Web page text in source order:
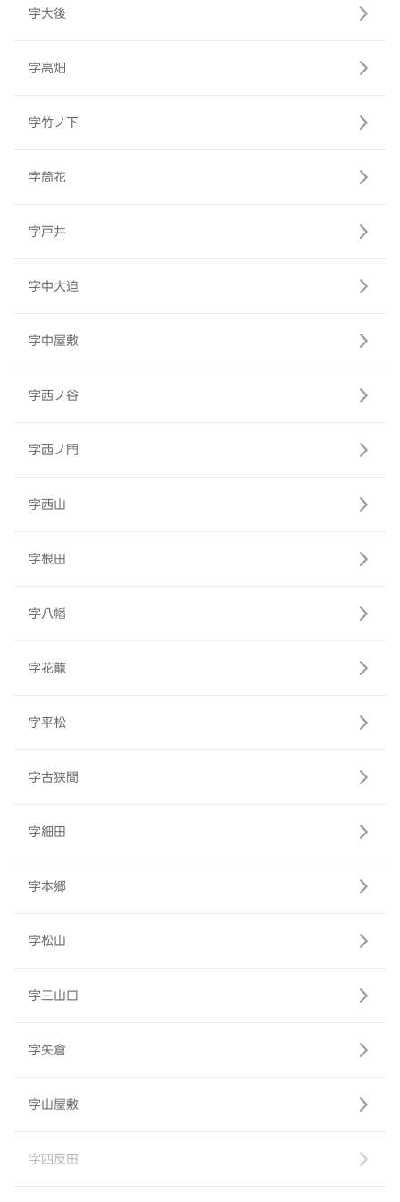
字大後
字高畑
字竹ノ下
字筒花
字戸井
字中大迫
字中屋敷
字西ノ谷
字西ノ門
字西山
字根田
字八幡
字花籠
字平松
字古狭間
字細田
字本郷
字松山
字三山口
字矢倉
字山屋敷
字四反田